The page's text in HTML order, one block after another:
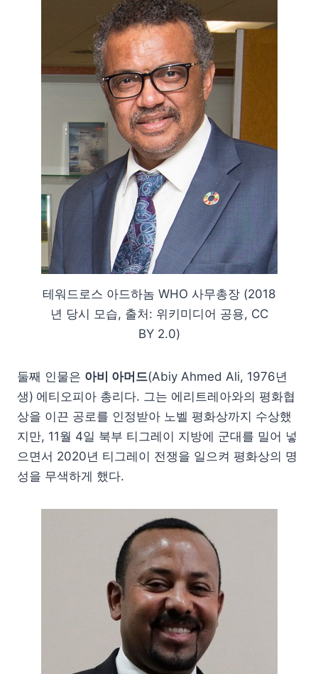
테워드로스 아드하놈 WHO 사무총장 (2018
년 당시 모습, 출처: 위키미디어 공용, CC
BY 2.0)
둘째 인물은 아비 아머드(Abiy Ahmed Ali, 1976년
생) 에티오피아 총리다. 그는 에리트레아와의 평화협
상을 이끈 공로를 인정받아 노벨 평화상까지 수상했
지만, 11월 4일 북부 티그레이 지방에 군대를 밀어 넣
으면서 2020년 티그레이 전쟁을 일으켜 평화상의 명
성을 무색하게 했다.